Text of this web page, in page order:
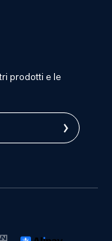
prodotti e le
›